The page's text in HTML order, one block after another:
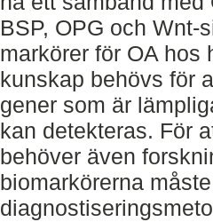
BSP, OPG och Wnt-
markörer för OA hos
kunskap behövs för
gener som är
kan detekteras. För
behöver även
biomarkörerna